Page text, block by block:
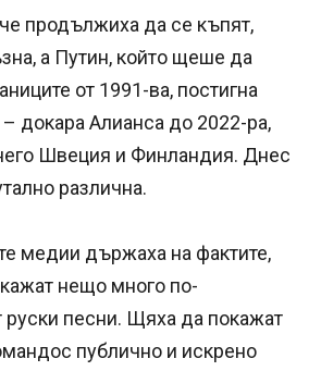
продължиха да се къпят,
а Путин, който щеше да
от 1991-ва, постигна
докара Алианса до 2022-ра,
Швеция и Финландия. Днес
различна.
медии държаха на фактите,
нещо много по-
руски песни. Щяха да покажат
публично и искрено